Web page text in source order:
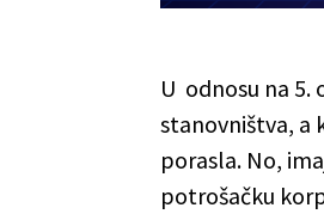
U odnosu na 5.
stanovništva, a
porasla. No,
potrošačku